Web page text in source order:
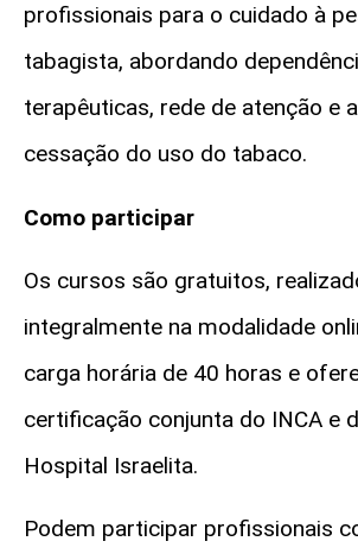
profissionais para o cuidado à
tabagista, abordando
terapêuticas, rede de atenção e
cessação do uso do tabaco.
Como participar
Os cursos são gratuitos,
integralmente na modalidade
carga horária de 40 horas e
certificação conjunta do INCA e
Hospital Israelita.
Podem participar profissionais